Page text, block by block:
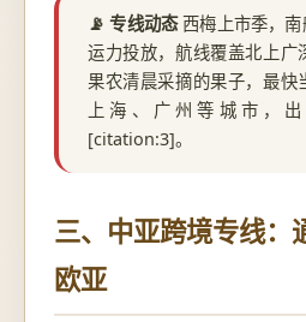
📡 专线动态西梅上市季，南
运力投放，航线覆盖北上广
果农清晨采摘的果子，最快
上海、广州等城市，
[citation:3]。
三、中亚跨境专线：
欧亚